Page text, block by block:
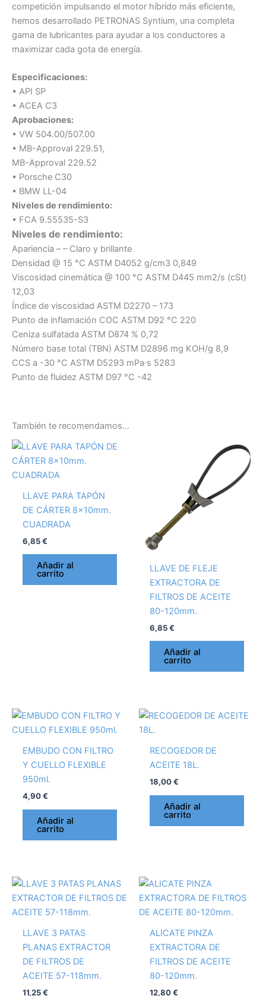
competición impulsando el motor híbrido más eficiente,
hemos desarrollado PETRONAS Syntium, una completa
gama de lubricantes para ayudar a los conductores a
maximizar cada gota de energía.
Especificaciones:
• API SP
• ACEA C3
Aprobaciones:
• VW 504.00/507.00
• MB-Approval 229.51,
MB-Approval 229.52
• Porsche C30
• BMW LL-04
Niveles de rendimiento:
• FCA 9.55535-S3
Niveles de rendimiento:
Apariencia – – Claro y brillante
Densidad @ 15 °C ASTM D4052 g/cm3 0,849
Viscosidad cinemática @ 100 °C ASTM D445 mm2/s (cSt)
12,03
Índice de viscosidad ASTM D2270 – 173
Punto de inflamación COC ASTM D92 °C 220
Ceniza sulfatada ASTM D874 % 0,72
Número base total (TBN) ASTM D2896 mg KOH/g 8,9
CCS a -30 °C ASTM D5293 mPa·s 5283
Punto de fluidez ASTM D97 °C -42
También te recomendamos…
LLAVE PARA TAPÓN
DE CÁRTER 8x10mm.
CUADRADA
6,85€
Añadir al
carrito
LLAVE DE FLEJE
EXTRACTORA DE
FILTROS DE ACEITE
80-120mm.
6,85€
Añadir al
carrito
EMBUDO CON FILTRO
Y CUELLO FLEXIBLE
950ml.
4,90€
Añadir al
carrito
RECOGEDOR DE
ACEITE 18L.
18,00€
Añadir al
carrito
LLAVE 3 PATAS
PLANAS EXTRACTOR
DE FILTROS DE
ACEITE 57-118mm.
11,25€
ALICATE PINZA
EXTRACTORA DE
FILTROS DE ACEITE
80-120mm.
12,80€